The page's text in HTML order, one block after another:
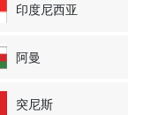
印度尼西亚
阿曼
突尼斯